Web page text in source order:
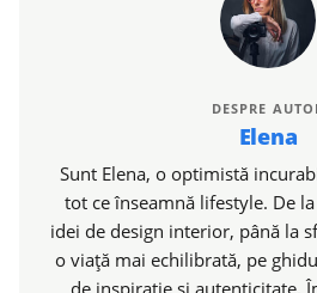
DESPRE
Elena
Sunt Elena, o optimistă
tot ce înseamnă lifestyle. De
idei de design interior, până la
o viață mai echilibrată, pe